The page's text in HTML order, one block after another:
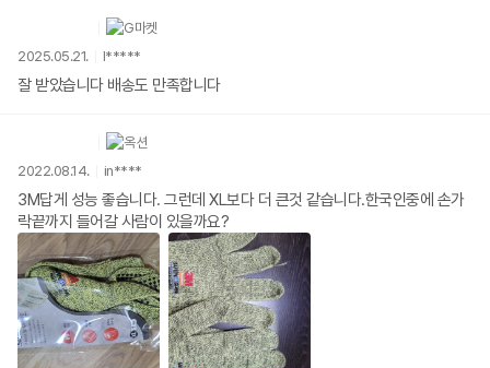
2025.05.21. l*****
잘 받았습니다 배송도 만족합니다
2022.08.14. in****
3M답게 성능 좋습니다. 그런데 XL보다 더 큰것 같습니다.한국인중에 손가
락끝까지 들어갈 사람이 있을까요?